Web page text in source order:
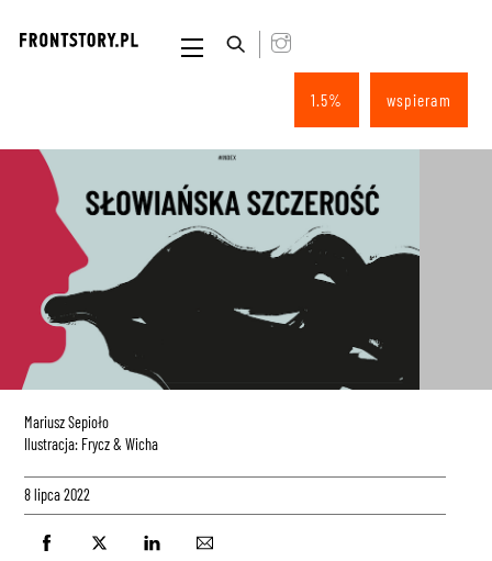
content
Menu
wspieram
1.5%
Mariusz Sepioło
Ilustracja: Frycz & Wicha
8 lipca 2022